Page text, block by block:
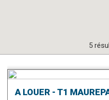
5
A LOUER - T1